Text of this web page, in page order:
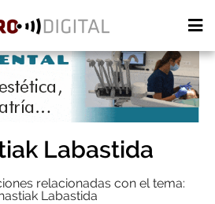
Labastida
relacionadas con el tema:
Labastida